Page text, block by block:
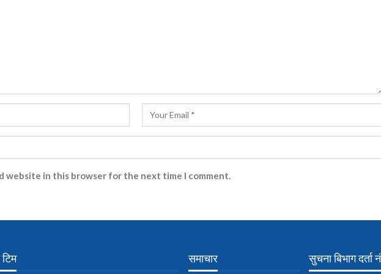
website in this browser for the next time I comment.
टिम समाचार सुचना बिभाग दर्ता